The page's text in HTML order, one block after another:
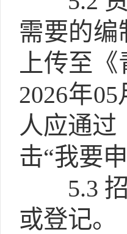
需要的编
上传至《
2026年
人应通过
击“我要
5.3
或登记。